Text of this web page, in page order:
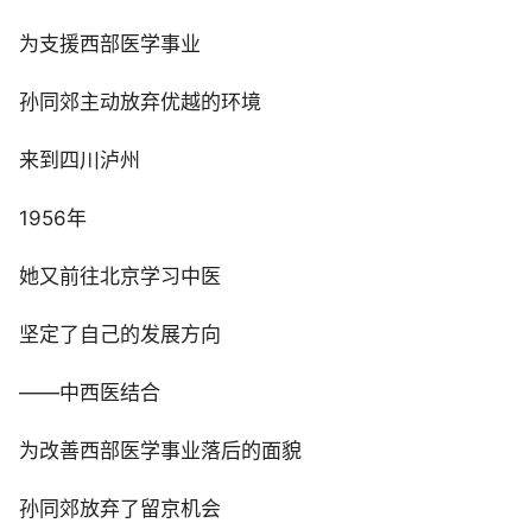
为支援西部医学事业
孙同郊主动放弃优越的环境
来到四川泸州
1956年
她又前往北京学习中医
坚定了自己的发展方向
——中西医结合
为改善西部医学事业落后的面貌
孙同郊放弃了留京机会